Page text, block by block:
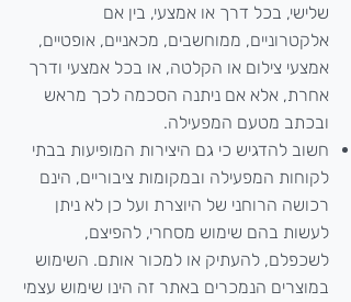
שלישי, בכל דרך או אמצעי, בין אם
אלקטרוניים, ממוחשבים, מכאניים, אופטיים,
אמצעי צילום או הקלטה, או בכל אמצעי ודרך
אחרת, אלא אם ניתנה הסכמה לכך מראש
ובכתב מטעם המפעילה.
חשוב להדגיש כי גם היצירות המופיעות בבתי
לקוחות המפעילה ובמקומות ציבוריים, הינם
רכושה הרוחני של היוצרת ועל כן לא ניתן
לעשות בהם שימוש מסחרי, להפיצם,
לשכפלם, להעתיק או למכור אותם. השימוש
במוצרים הנמכרים באתר זה הינו שימוש עצמי